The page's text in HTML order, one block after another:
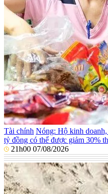
Tài chính Nóng: Hộ kinh
tỷ đồng có thể được giảm 30%
21h00 07/08/2026